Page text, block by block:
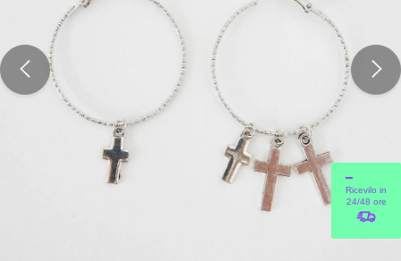
Ricevilo in
24/48 ore